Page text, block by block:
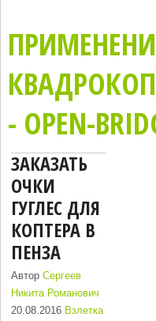
- OPEN-
ЗАКАЗАТЬ
ОЧКИ
ГУГЛЕС ДЛЯ
КОПТЕРА В
ПЕНЗА
АвторСергеев
Никита Романович
20.08.2016 Взлетка